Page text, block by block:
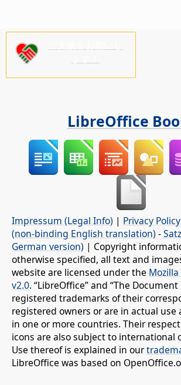
LibreOffice
Impressum (Legal Info) | Privacy Policy
(non-binding English translation) -
German version) | Copyright
otherwise specified, all text and
website are licensed under the
v2.0. “LibreOffice” and “The
registered trademarks of their
registered owners or are in actual use
in one or more countries. Their
icons are also subject to international
Use thereof is explained in our
LibreOffice was based on